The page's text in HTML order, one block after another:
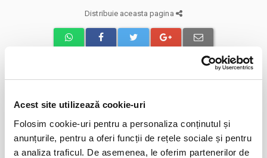
Acest site utilizează cookie-uri
Folosim cookie-uri pentru a personaliza conținutul și
anunțurile, pentru a oferi funcții de rețele sociale și pentru
a analiza traficul. De asemenea, le oferim partenerilor de
Distribuie aceasta pagina
Cluj-Napoca
BILETE
01